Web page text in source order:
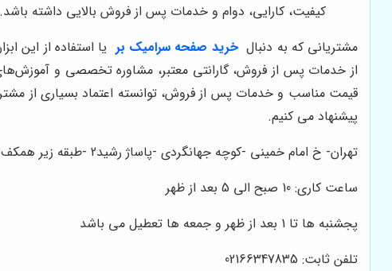
کیفیت، کارایی، دوام و خدمات پس از فروش بالایی داشته باشد.
مشتریانی که به دنبال خرید صفحه سرامیک بر یا استفاده از این
از خدمات پس از فروش، گارانتی معتبر، مشاوره تخصصی و آموزش‌های
قیمت مناسب و خدمات پس از فروش، توانسته اعتماد بسیاری از
پیشنهاد می کنیم.
تهران- خ امام خمینی -کوچه جهانگردی -پاساژ رشید2 -طبقه زیر همکف -پلاک 30
ساعت کاری: 10 صبح الی 5 بعد از ظهر
پجشنبه ها تا 1 بعد از ظهر و جمعه ها تعطیل می باشد
تلفن ثابت: 02166347835